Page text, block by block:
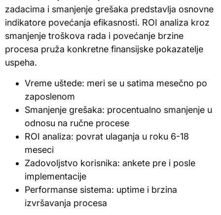
zadacima i smanjenje grešaka predstavlja osnovne
indikatore povećanja efikasnosti. ROI analiza kroz
smanjenje troškova rada i povećanje brzine
procesa pruža konkretne finansijske pokazatelje
uspeha.
Vreme uštede: meri se u satima mesečno po
zaposlenom
Smanjenje grešaka: procentualno smanjenje u
odnosu na ručne procese
ROI analiza: povrat ulaganja u roku 6-18
meseci
Zadovoljstvo korisnika: ankete pre i posle
implementacije
Performanse sistema: uptime i brzina
izvršavanja procesa